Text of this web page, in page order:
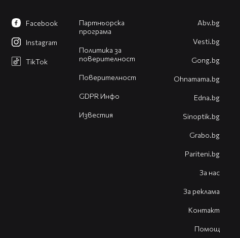
Партньорска
програма
Политика за
поверителност
Поверителност
GDPR Инфо
Известия
Facebook
Instagram
TikTok
Abv.bg
Vesti.bg
Gong.bg
Оhnamama.bg
Edna.bg
Sinoptik.bg
Grabo.bg
Pariteni.bg
За нас
За реклама
Контакт
Помощ